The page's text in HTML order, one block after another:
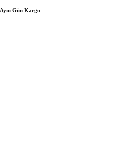
Aynı Gün Kargo